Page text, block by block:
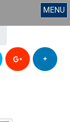
MENU
+